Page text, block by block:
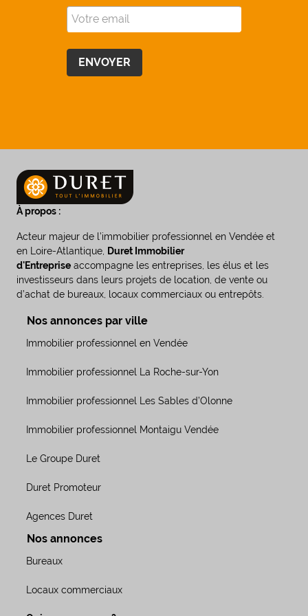
À propos :
Acteur majeur de l’immobilier professionnel en Vendée et
en Loire-Atlantique,
Duret Immobilier
d'Entreprise accompagne les entreprises, les élus et les
investisseurs dans leurs projets de location, de vente ou
d’achat de bureaux, locaux commerciaux ou entrepôts.
Nos annonces par ville
Immobilier professionnel en Vendée
Immobilier professionnel La Roche-sur-Yon
Immobilier professionnel Les Sables d’Olonne
Immobilier professionnel Montaigu Vendée
Le Groupe Duret
Duret Promoteur
Agences Duret
Nos annonces
Bureaux
Locaux commerciaux